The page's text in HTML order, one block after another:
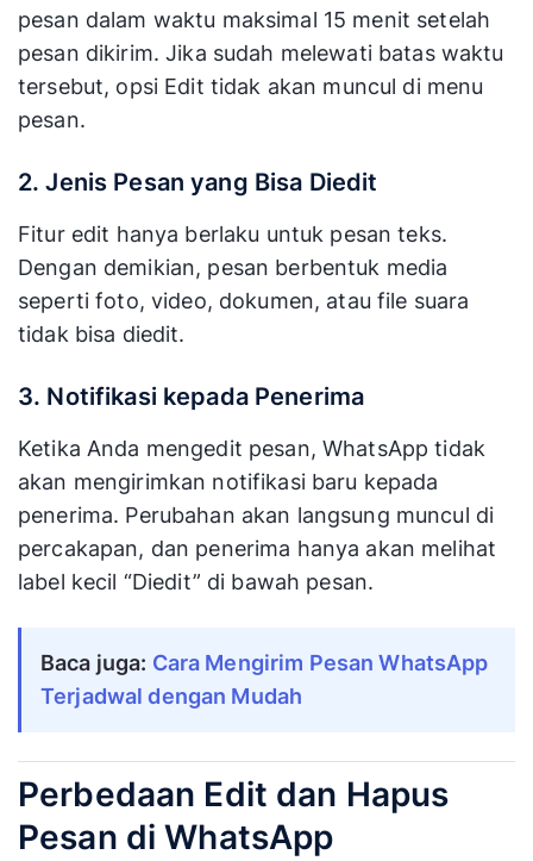
pesan dalam waktu maksimal 15 menit setelah
pesan dikirim. Jika sudah melewati batas waktu
tersebut, opsi Edit tidak akan muncul di menu
pesan.
2. Jenis Pesan yang Bisa Diedit
Fitur edit hanya berlaku untuk pesan teks.
Dengan demikian, pesan berbentuk media
seperti foto, video, dokumen, atau file suara
tidak bisa diedit.
3. Notifikasi kepada Penerima
Ketika Anda mengedit pesan, WhatsApp tidak
akan mengirimkan notifikasi baru kepada
penerima. Perubahan akan langsung muncul di
percakapan, dan penerima hanya akan melihat
label kecil “Diedit” di bawah pesan.
Baca juga: Cara Mengirim Pesan WhatsApp
Terjadwal dengan Mudah
Perbedaan Edit dan Hapus
Pesan di WhatsApp